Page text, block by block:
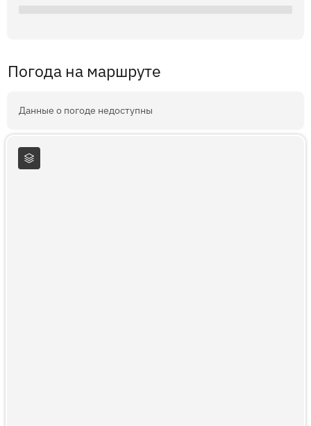
Погода на маршруте
Данные о погоде недоступны